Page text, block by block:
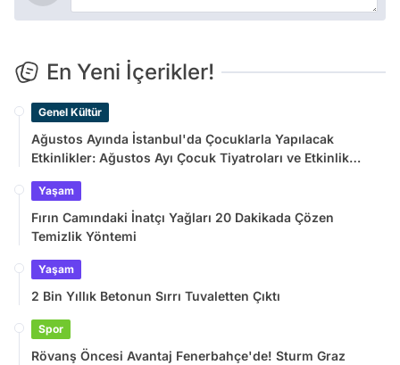
En Yeni İçerikler!
Genel Kültür
Ağustos Ayında İstanbul'da Çocuklarla Yapılacak
Etkinlikler: Ağustos Ayı Çocuk Tiyatroları ve Etkinlik
Yaşam
Fırın Camındaki İnatçı Yağları 20 Dakikada Çözen
Temizlik Yöntemi
Yaşam
2 Bin Yıllık Betonun Sırrı Tuvaletten Çıktı
Spor
Rövanş Öncesi Avantaj Fenerbahçe'de! Sturm Graz